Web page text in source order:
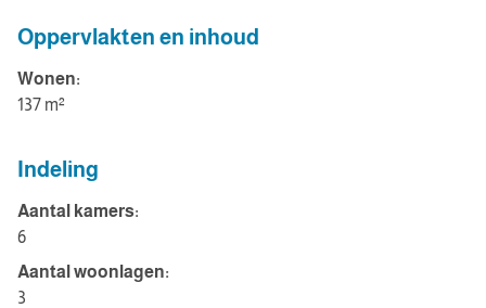
Oppervlakten en inhoud
Wonen:
137 m²
Indeling
Aantal kamers:
6
Aantal woonlagen:
3